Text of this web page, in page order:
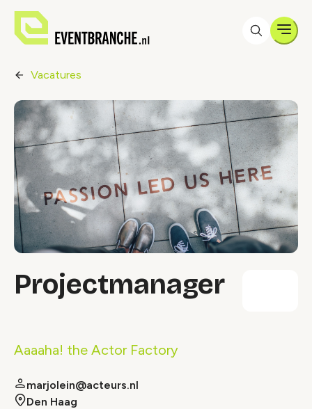
Vacatures
Projectmanager
Aaaaha! the Actor Factory
marjolein@acteurs.nl
Den Haag